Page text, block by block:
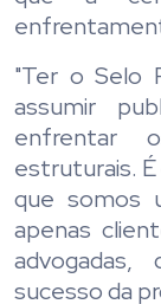
"Ter o Selo
assumir
enfrentar
estruturais.
que somos
apenas
sucesso da